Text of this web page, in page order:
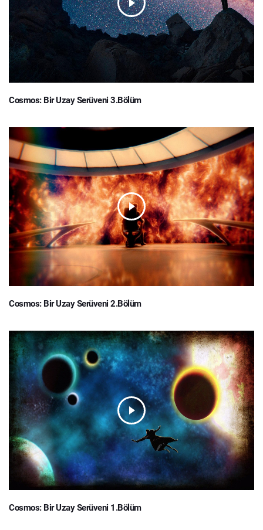
Cosmos: Bir Uzay Serüveni 3.Bölüm
Cosmos: Bir Uzay Serüveni 2.Bölüm
Cosmos: Bir Uzay Serüveni 1.Bölüm